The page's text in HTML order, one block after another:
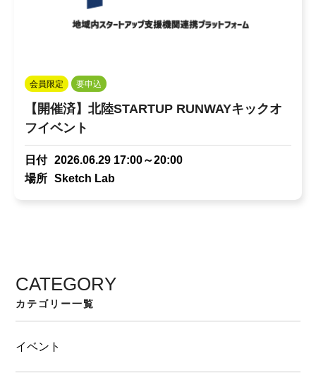
会員限定 要申込
【開催済】北陸STARTUP RUNWAYキックオ
フイベント
日付 2026.06.29 17:00～20:00
場所 Sketch Lab
CATEGORY
カテゴリー一覧
イベント